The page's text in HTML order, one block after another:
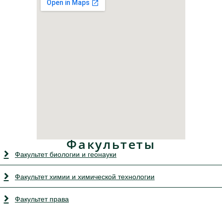
Факультеты
Факультет биологии и геонауки
Факультет химии и химической технологии
Факультет права